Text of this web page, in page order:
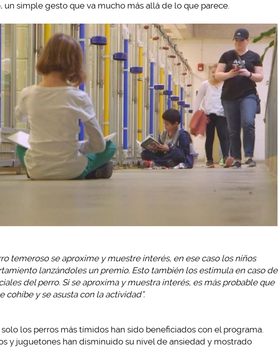
un simple gesto que va mucho más allá de lo que parece.
temeroso se aproxime y muestre interés, en ese caso los niños
lanzándoles un premio. Esto también los estimula en caso de
del perro. Si se aproxima y muestra interés, es más probable que
cohíbe y se asusta con la actividad”.
los perros más tímidos han sido beneficiados con el programa.
y juguetones han disminuido su nivel de ansiedad y mostrado